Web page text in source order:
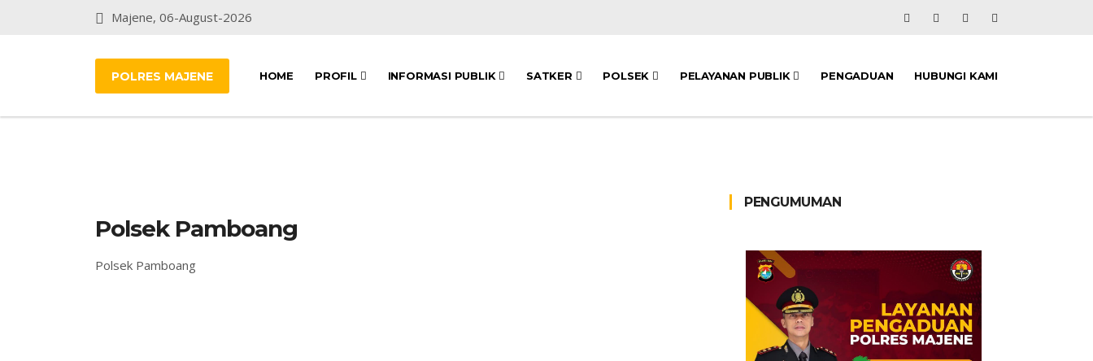
Majene, 06-August-2026
POLRES MAJENE HOME PROFIL INFORMASI PUBLIK SATKER POLSEK PELAYANAN PUBLIK PENGADUAN HUBUNGI KAMI
Polsek Pamboang
Polsek Pamboang
PENGUMUMAN